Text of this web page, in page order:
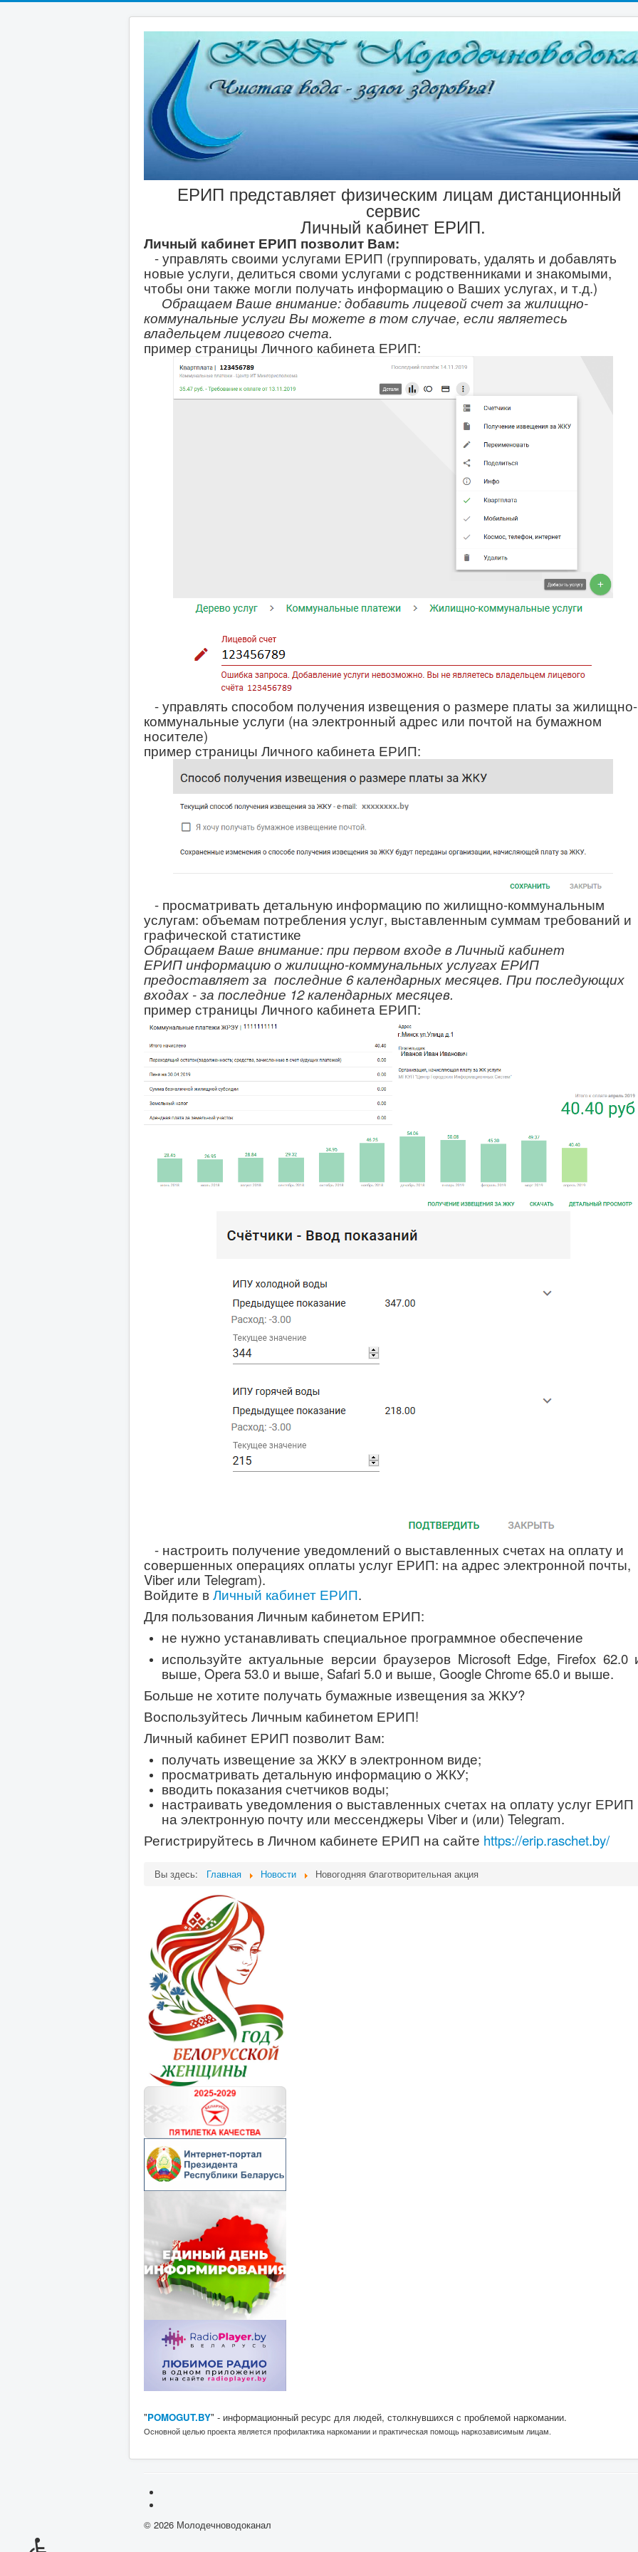
ЕРИП представляет физическим лицам дистанционный
сервис
Личный кабинет ЕРИП.
Личный кабинет ЕРИП позволит Вам:
- управлять своими услугами ЕРИП (группировать, удалять и добавлять
новые услуги, делиться своми услугами с родственниками и знакомыми,
чтобы они также могли получать информацию о Ваших услугах, и т.д.)
Обращаем Ваше внимание: добавить лицевой счет за жилищно-
коммунальные услуги Вы можете в том случае, если являетесь
владельцем лицевого счета.
пример страницы Личного кабинета ЕРИП:
- управлять способом получения извещения о размере платы за жилищно-
коммунальные услуги (на электронный адрес или почтой на бумажном
носителе)
пример страницы Личного кабинета ЕРИП:
- просматривать детальную информацию по жилищно-коммунальным
услугам: объемам потребления услуг, выставленным суммам требований и
графической статистике
Обращаем Ваше внимание: при первом входе в Личный кабинет
ЕРИПинформацию о жилищно-коммунальных услугах ЕРИП
предоставляет за последние 6 календарных месяцев. При последующих
входах - за последние 12календарных месяцев.
пример страницы Личного кабинета ЕРИП:
- настроить получение уведомлений о выставленных счетах на оплату и
совершенных операциях оплаты услуг ЕРИП: на адрес электронной почты,
Viber или Telegram).
Войдите вЛичный кабинет ЕРИП.
Для пользования Личным кабинетом ЕРИП:
не нужно устанавливать специальное программное обеспечение
используйте актуальные версии браузеров Microsoft Edge, Firefox 62.0
выше, Opera 53.0 и выше, Safari 5.0 и выше, Google Chrome 65.0 и выше.
Больше не хотите получать бумажные извещения за ЖКУ?
Воспользуйтесь Личным кабинетом ЕРИП!
Личный кабинет ЕРИП позволит Вам:
получать извещение за ЖКУ в электронном виде;
просматривать детальную информацию о ЖКУ;
вводить показания счетчиков воды;
настраивать уведомления о выставленных счетах на оплату услуг ЕРИП
на электронную почту или мессенджеры Viber и (или) Telegram.
Регистрируйтесь в Личном кабинете ЕРИП на сайте https://erip.raschet.by/
Вы здесь: Главная Новости Новогодняя благотворительная акция
"POMOGUT.BY" - информационный ресурс для людей, столкнувшихся с проблемой наркомании.
Основной целью проекта является профилактика наркомании и практическая помощь наркозависимым лицам.
© 2026 Молодечноводоканал